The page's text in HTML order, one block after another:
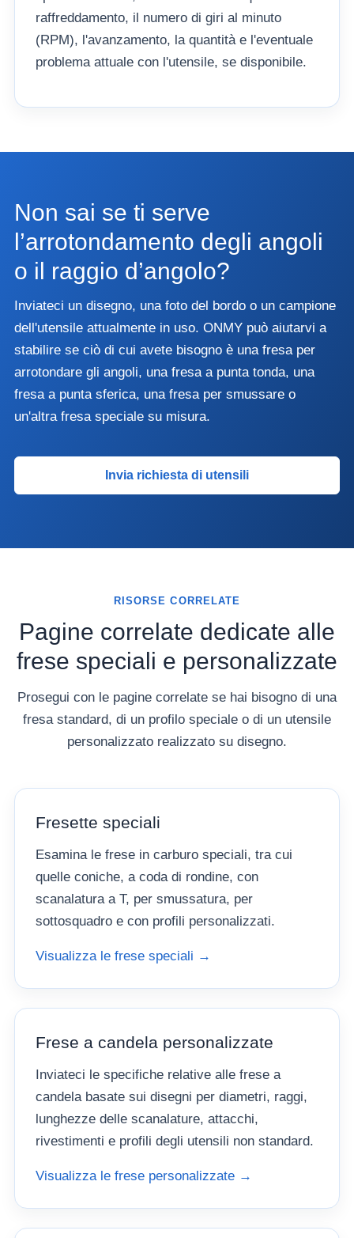
raffreddamento, il numero di giri al minuto
(RPM), l'avanzamento, la quantità e l'eventuale
problema attuale con l'utensile, se disponibile.
Non sai se ti serve
l’arrotondamento degli angoli
o il raggio d’angolo?
Inviateci un disegno, una foto del bordo o un campione
dell'utensile attualmente in uso. ONMY può aiutarvi a
stabilire se ciò di cui avete bisogno è una fresa per
arrotondare gli angoli, una fresa a punta tonda, una
fresa a punta sferica, una fresa per smussare o
un'altra fresa speciale su misura.
Invia richiesta di utensili
RISORSE CORRELATE
Pagine correlate dedicate alle
frese speciali e personalizzate
Prosegui con le pagine correlate se hai bisogno di una
fresa standard, di un profilo speciale o di un utensile
personalizzato realizzato su disegno.
Fresette speciali
Esamina le frese in carburo speciali, tra cui
quelle coniche, a coda di rondine, con
scanalatura a T, per smussatura, per
sottosquadro e con profili personalizzati.
Visualizza le frese speciali →
Frese a candela personalizzate
Inviateci le specifiche relative alle frese a
candela basate sui disegni per diametri, raggi,
lunghezze delle scanalature, attacchi,
rivestimenti e profili degli utensili non standard.
Visualizza le frese personalizzate →